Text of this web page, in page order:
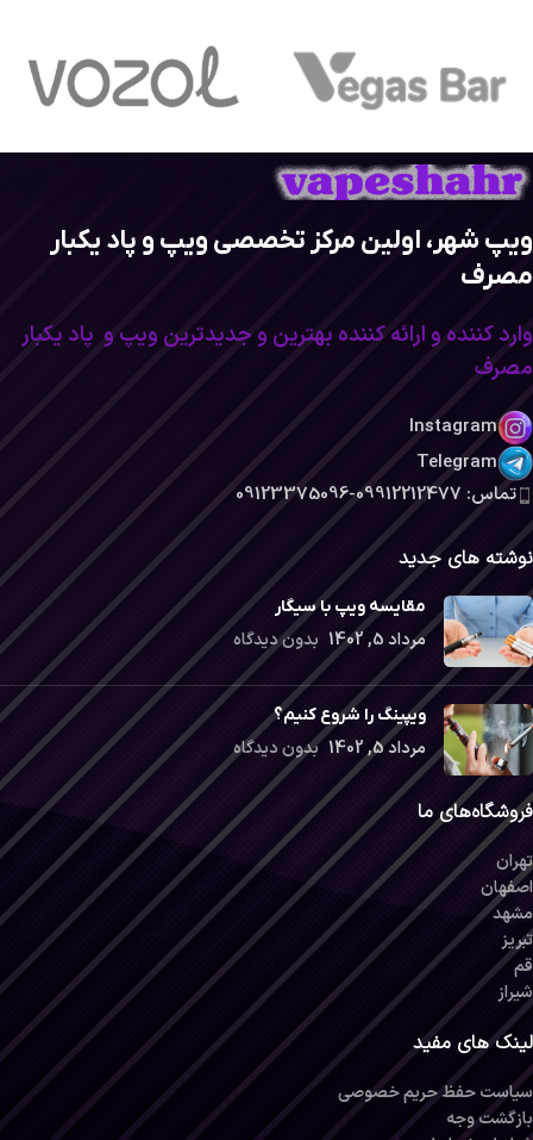
ویپ شهر، اولین مرکز تخصصی ویپ و پاد یکبار
مصرف
وارد کننده و ارائه کننده بهترین و جدیدترین ویپ و پاد یکبار
مصرف
Instagram
Telegram
تماس: 09912212477-09123375096
نوشته های جدید
مقایسه ویپ با سیگار
مرداد 5, 1402 بدون دیدگاه
ویپینگ را شروع کنیم؟
مرداد 5, 1402 بدون دیدگاه
فروشگاه‌های ما
تهران
اصفهان
مشهد
تبریز
قم
شیراز
لینک های مفید
سیاست حفظ حریم خصوصی
بازگشت وجه